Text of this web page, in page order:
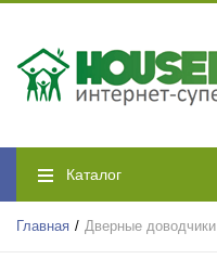
Каталог
Главная Дверные доводчики